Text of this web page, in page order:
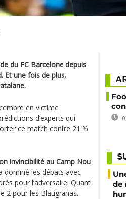
du FC Barcelone depuis
Et une fois de plus,
en victime
d’experts qui
ce match contre 21 %
invincibilité au Camp Nou
dominé les débats avec
pour l’adversaire. Quant
2 pour les Blaugranas.
de